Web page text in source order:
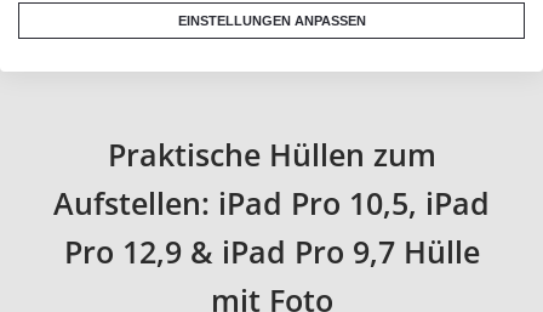
dein iPad Case mit Foto ein absolutabrieb- und
Praktische Hüllen zum
Aufstellen: iPad Pro 10,5, iPad
Pro 12,9 & iPad Pro 9,7 Hülle
mit Foto
EINSTELLUNGEN ANPASSEN